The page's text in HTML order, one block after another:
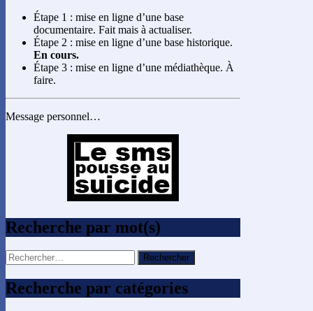
Étape 1 : mise en ligne d’une base
documentaire. Fait mais à actualiser.
Étape 2 : mise en ligne d’une base historique.
En cours.
Étape 3 : mise en ligne d’une médiathèque. À
faire.
Message personnel…
Recherche par mot(s)
Rechercher :
Recherche par catégories